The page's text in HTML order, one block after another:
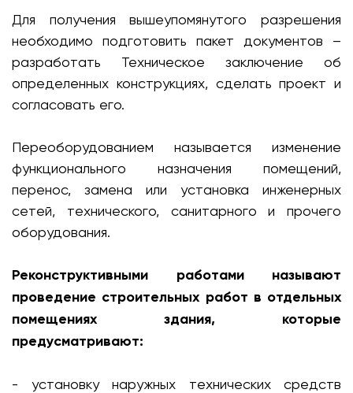
Для получения вышеупомянутого разрешения
необходимо подготовить пакет документов –
разработать Техническое заключение об
определенных конструкциях, сделать проект и
согласовать его.
Переоборудованием называется изменение
функционального назначения помещений,
перенос, замена или установка инженерных
сетей, технического, санитарного и прочего
оборудования.
Реконструктивными работами называют
проведение строительных работ в отдельных
помещениях здания, которые
предусматривают:
- установку наружных технических средств